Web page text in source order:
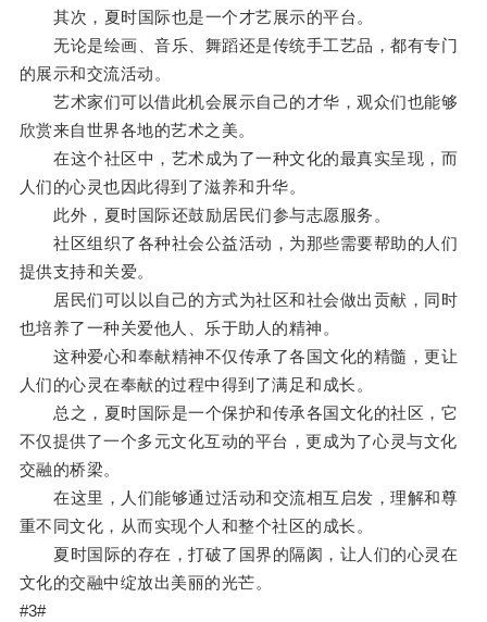
其次，夏时国际也是一个才艺展示的平台。
无论是绘画、音乐、舞蹈还是传统手工艺品，都有专门
的展示和交流活动。
艺术家们可以借此机会展示自己的才华，观众们也能够
欣赏来自世界各地的艺术之美。
在这个社区中，艺术成为了一种文化的最真实呈现，而
人们的心灵也因此得到了滋养和升华。
此外，夏时国际还鼓励居民们参与志愿服务。
社区组织了各种社会公益活动，为那些需要帮助的人们
提供支持和关爱。
居民们可以以自己的方式为社区和社会做出贡献，同时
也培养了一种关爱他人、乐于助人的精神。
这种爱心和奉献精神不仅传承了各国文化的精髓，更让
人们的心灵在奉献的过程中得到了满足和成长。
总之，夏时国际是一个保护和传承各国文化的社区，它
不仅提供了一个多元文化互动的平台，更成为了心灵与文化
交融的桥梁。
在这里，人们能够通过活动和交流相互启发，理解和尊
重不同文化，从而实现个人和整个社区的成长。
夏时国际的存在，打破了国界的隔阂，让人们的心灵在
文化的交融中绽放出美丽的光芒。
#3#